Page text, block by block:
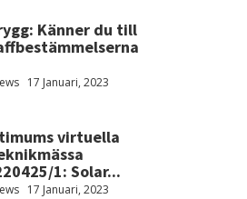
Känner du till
17 Januari, 2023
virtuella
1: Solar...
17 Januari, 2023